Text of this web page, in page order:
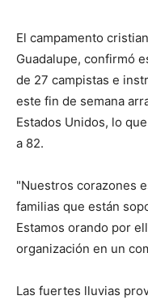
El campamento
Guadalupe, confirmó
de 27 campistas e
este fin de semana
Estados Unidos, lo
a 82.
"Nuestros corazones
familias que están
Estamos orando por
organización en un
Las fuertes lluvias